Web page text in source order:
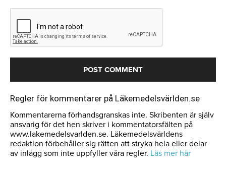
Regler för kommentarer på Läkemedelsvärlden.se
Kommentarerna förhandsgranskas inte. Skribenten är själv
ansvarig för det hen skriver i kommentatorsfälten på
www.lakemedelsvarlden.se. Läkemedelsvärldens
redaktion förbehåller sig rätten att stryka hela eller delar
av inlägg som inte uppfyller våra regler. Läs mer här